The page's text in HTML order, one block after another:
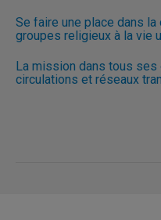
Se faire une place dans
groupes religieux à la vie
La mission dans tous
circulations et réseaux